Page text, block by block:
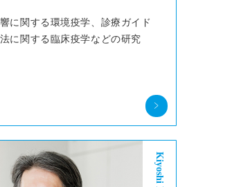
に関する環境疫学、診療ガイド
に関する臨床疫学などの研究